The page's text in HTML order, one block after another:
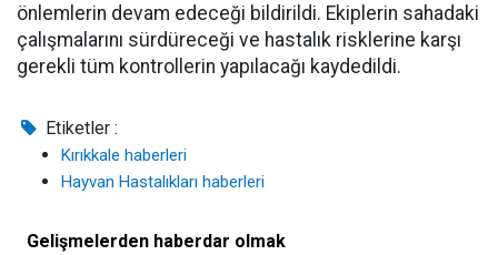
önlemlerin devam edeceği bildirildi. Ekiplerin sahadaki
çalışmalarını sürdüreceği ve hastalık risklerine karşı
gerekli tüm kontrollerin yapılacağı kaydedildi.
Etiketler :
Kırıkkale haberleri
Hayvan Hastalıkları haberleri
Gelişmelerden haberdar olmak